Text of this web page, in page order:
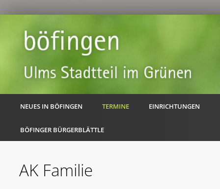
NEUES IN BÖFINGEN TERMINE EINRICHTUNGEN
BÖFINGER BÜRGERBLÄTTLE
AK Familie